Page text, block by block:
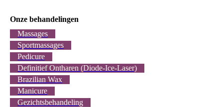
Onze behandelingen
Massages
Sportmassages
Pedicure
Definitief Ontharen (Diode-Ice-Laser)
Brazilian Wax
Manicure
Gezichtsbehandeling